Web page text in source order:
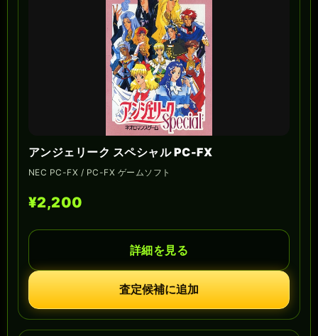
アンジェリーク スペシャル PC-FX
NEC PC-FX / PC-FX ゲームソフト
¥2,200
詳細を見る
査定候補に追加